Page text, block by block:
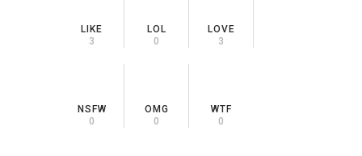
LIKE
3
LOL
0
LOVE
3
NSFW
0
OMG
0
WTF
0